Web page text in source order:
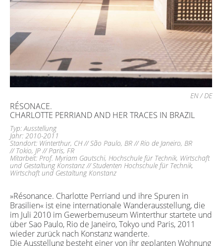
EN/DE
RÉSONACE.
CHARLOTTE PERRIAND AND HER TRACES IN BRAZIL
Typ: Ausstellung
Jahr: 2010-2011
Standort: Winterthur, CH //São Paulo, BR //Rio de Janeiro, BR
//Tokio, JP //Paris, FR
Mitarbeit: Prof. Myriam Gautschi, Hochschule für Technik, Wirtschaft
und Gestaltung Konstanz //Studenten Hochschule für Technik,
Wirtschaft und Gestaltung Konstanz
»Résonance. Charlotte Perriand und ihre Spuren in
Brasilien« ist eine internationale Wanderausstellung, die
im Juli 2010 im Gewerbemuseum Winterthur startete und
über Sao Paulo, Rio de Janeiro, Tokyo und Paris, 2011
wieder zurück nach Konstanz wanderte.
Die Ausstellung besteht einer von ihr geplanten Wohnung